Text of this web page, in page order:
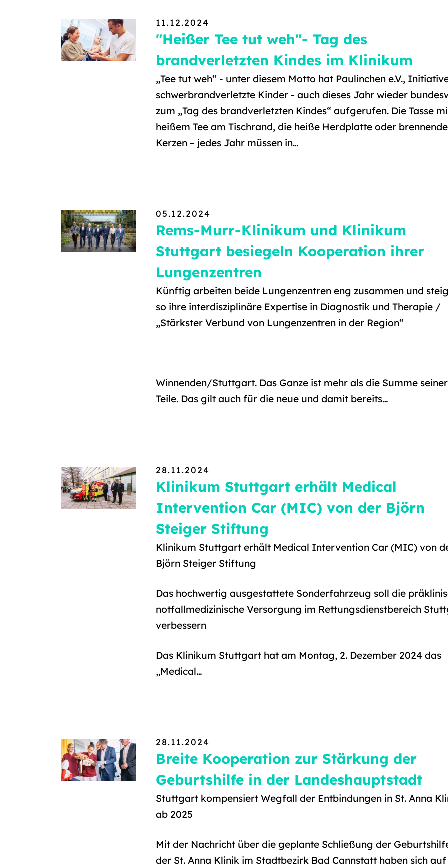
11.12.2024
"Heißer Tee tut weh"- Tag des
brandverletzten Kindes im Klinikum
„Tee tut weh“ - unter diesem Motto hat Paulinchen e.V.,
schwerbrandverletzte Kinder - auch dieses Jahr wieder
zum „Tag des brandverletzten Kindes“ aufgerufen. Die Tasse
heißem Tee am Tischrand, die heiße Herdplatte oder brennende
Kerzen – jedes Jahr müssen in…
05.12.2024
Rems-Murr-Klinikum und Klinikum
Stuttgart besiegeln Kooperation ihrer
Lungenzentren
Künftig arbeiten beide Lungenzentren eng zusammen und
so ihre interdisziplinäre Expertise in Diagnostik und Therapie /
„Stärkster Verbund von Lungenzentren in der Region“
Winnenden/Stuttgart. Das Ganze ist mehr als die Summe seiner
Teile. Das gilt auch für die neue und damit bereits…
28.11.2024
Klinikum Stuttgart erhält Medical
Intervention Car (MIC) von der Björn
Steiger Stiftung
Klinikum Stuttgart erhält Medical Intervention Car (MIC) von
Björn Steiger Stiftung
Das hochwertig ausgestattete Sonderfahrzeug soll die
notfallmedizinische Versorgung im Rettungsdienstbereich
verbessern
Das Klinikum Stuttgart hat am Montag, 2. Dezember 2024 das
„Medical…
28.11.2024
Breite Kooperation zur Stärkung der
Geburtshilfe in der Landeshauptstadt
Stuttgart kompensiert Wegfall der Entbindungen in St. Anna
ab 2025
Mit der Nachricht über die geplante Schließung der
der St. Anna Klinik im Stadtbezirk Bad Cannstatt haben sich auf